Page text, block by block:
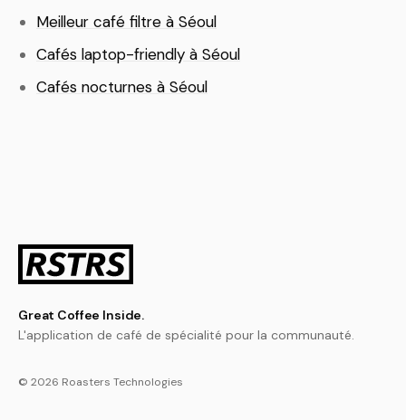
Meilleur café filtre à Séoul
Cafés laptop-friendly à Séoul
Cafés nocturnes à Séoul
Great Coffee Inside.
L'application de café de spécialité pour la communauté.
© 2026 Roasters Technologies